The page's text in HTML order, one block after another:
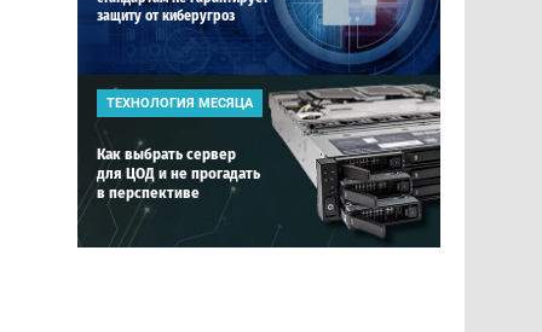
защиту от киберугроз
ТЕХНОЛОГИЯ МЕСЯЦА
Как выбрать сервер
для ЦОД и не прогадать
в перспективе